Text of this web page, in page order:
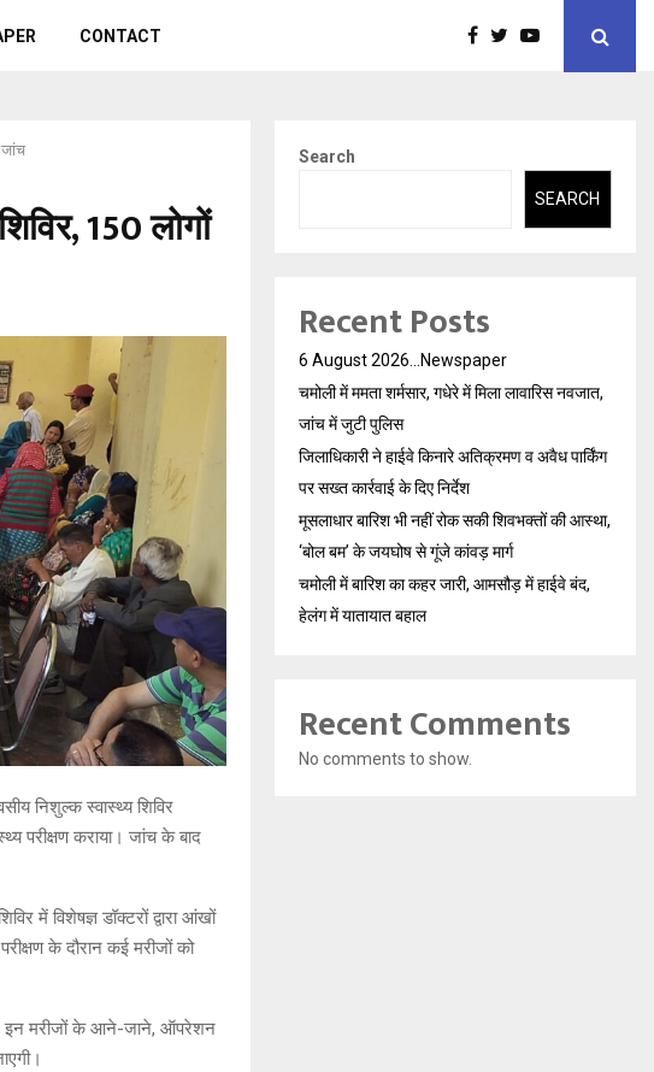
CONTACT
150 लोगों
निशुल्क स्वास्थ्य शिविर
परीक्षण कराया। जांच के बाद
में विशेषज्ञ डॉक्टरों द्वारा आंखों
के दौरान कई मरीजों को
इन मरीजों के आने-जाने, ऑपरेशन
Search
SEARCH
Recent Posts
6 August 2026…Newspaper
चमोली में ममता शर्मसार, गधेरे में मिला लावारिस नवजात,
जांच में जुटी पुलिस
जिलाधिकारी ने हाईवे किनारे अतिक्रमण व अवैध पार्किंग
पर सख्त कार्रवाई के दिए निर्देश
मूसलाधार बारिश भी नहीं रोक सकी शिवभक्तों की आस्था,
‘बोल बम’ के जयघोष से गूंजे कांवड़ मार्ग
चमोली में बारिश का कहर जारी, आमसौड़ में हाईवे बंद,
हेलंग में यातायात बहाल
Recent Comments
No comments to show.